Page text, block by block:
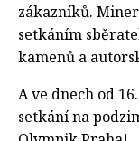
zákazníků.
setkáním
kamenů a
A ve dnech od
setkání na